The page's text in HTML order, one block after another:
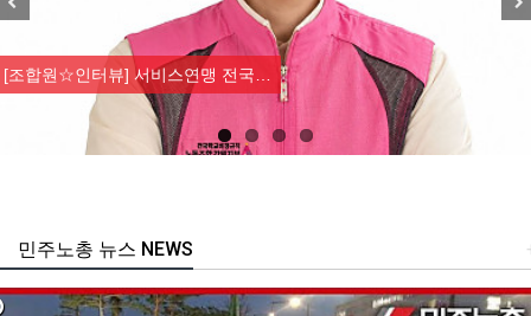
[조합원☆인터뷰] 서비스연맹 전국…
주노총 뉴스 NEWS